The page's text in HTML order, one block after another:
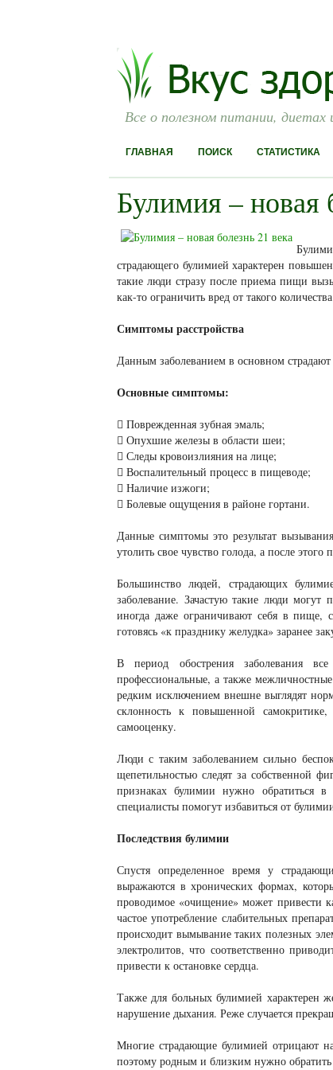
Все о полезном питании,
ГЛАВНАЯ ПОИСК СТАТИСТИКА
Булимия – новая
страдающего булимией характерен
такие люди стразу после приема пищи
как-то ограничить вред от такого
Симптомы расстройства
Данным заболеванием в основном
Основные симптомы:
 Поврежденная зубная эмаль;
 Опухшие железы в области шеи;
 Следы кровоизлияния на лице;
 Воспалительный процесс в пищеводе;
 Наличие изжоги;
 Болевые ощущения в районе гортани.
Данные симптомы это результат
утолить свое чувство голода, а после
Большинство людей, страдающих
заболевание. Зачастую такие люди
иногда даже ограничивают себя в пище,
готовясь «к празднику желудка» заранее
В период обострения заболевания
профессиональные, а также
редким исключением внешне выглядят
склонность к повышенной
самооценку.
Люди с таким заболеванием сильно
щепетильностью следят за собственной
признаках булимии нужно обратиться в
специалисты помогут избавиться от
Последствия булимии
Спустя определенное время у
выражаются в хронических формах,
проводимое «очищение» может привести
частое употребление слабительных
происходит вымывание таких полезных
электролитов, что соответственно
привести к остановке сердца.
Также для больных булимией характерен
нарушение дыхания. Реже случается
Многие страдающие булимией отрицают
поэтому родным и близким нужно